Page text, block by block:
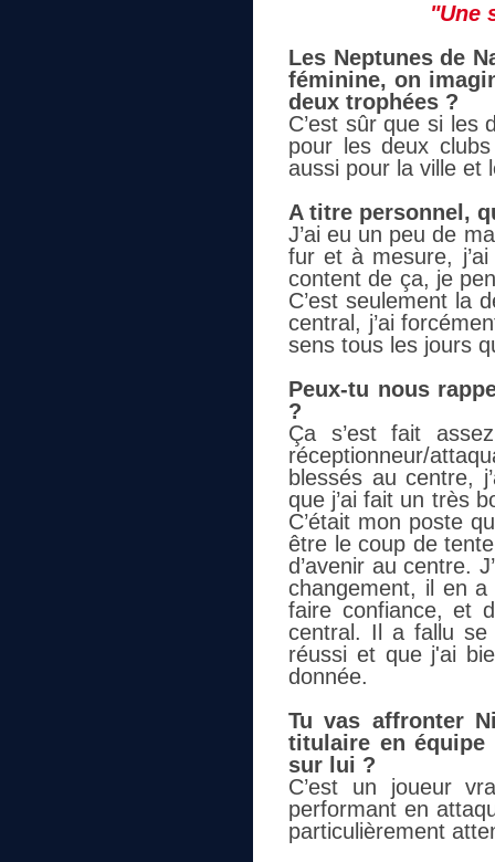
"Une
Les Neptunes de
féminine, on
deux trophées ?
C’est sûr que si les
pour les deux
aussi pour la ville et
A titre personnel,
J’ai eu un peu de
fur et à mesure,
content de ça, je
C’est seulement la
central, j’ai
sens tous les jours
Peux-tu nous
?
Ça s’est fait
réceptionneur/
blessés au centre,
que j’ai fait un très
C’était mon poste
être le coup de
d’avenir au centre.
changement, il en
faire confiance, et
central. Il a fallu se
réussi et que j'ai
donnée.
Tu vas affronter
titulaire en équipe
sur lui ?
C’est un joueur
performant en
particulièrement